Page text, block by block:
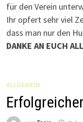
für den Verein
Ihr opfert sehr viel
dass man nur den
DANKE AN EUCH
ALLGEMEIN